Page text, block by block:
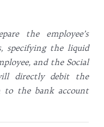
the employee’s
specifying the liquid
and the Social
directly debit the
to the bank account